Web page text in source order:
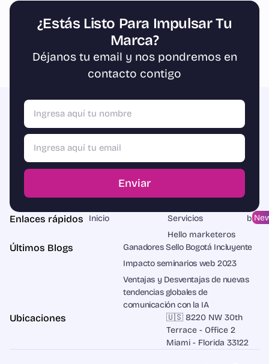
¿Estás Listo Para Impulsar Tu
Marca?
Déjanos tu email y nos pondremos en
contacto contigo
Enviar
Enlaces rápidos Inicio
Servicios
Hello marketeros
blog
Últimos Blogs
Ganadores Sello Bogotá Incluyente
Impacto seminarios web 2023
Ventajas y Desventajas de nuevas
tendencias globales de
comunicación con la IA
Ubicaciones
🇺🇸 8220 NW 30th
Terrace - Office 2
Miami - Florida 33122